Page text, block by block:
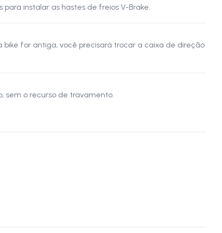
para instalar as hastes de freios V-Brake.
bike for antiga, você precisará trocar a caixa de direção
sem o recurso de travamento.